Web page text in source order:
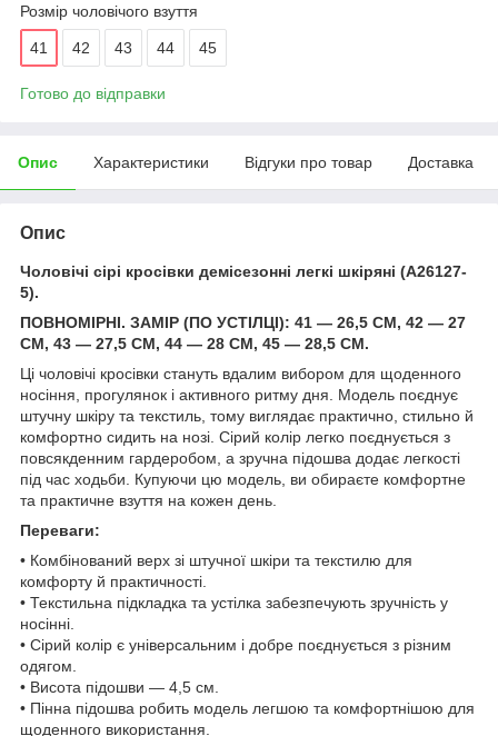
Розмір чоловічого взуття
41 42 43 44 45
Готово до відправки
Опис Характеристики Відгуки про товар Доставка
Опис
Чоловічі сірі кросівки демісезонні легкі шкіряні (A26127-
5).
ПОВНОМІРНІ. ЗАМІР (ПО УСТІЛЦІ): 41 — 26,5 СМ, 42 — 27
СМ, 43 — 27,5 СМ, 44 — 28 СМ, 45 — 28,5 СМ.
Ці чоловічі кросівки стануть вдалим вибором для щоденного
носіння, прогулянок і активного ритму дня. Модель поєднує
штучну шкіру та текстиль, тому виглядає практично, стильно й
комфортно сидить на нозі. Сірий колір легко поєднується з
повсякденним гардеробом, а зручна підошва додає легкості
під час ходьби. Купуючи цю модель, ви обираєте комфортне
та практичне взуття на кожен день.
Переваги:
• Комбінований верх зі штучної шкіри та текстилю для
комфорту й практичності.
• Текстильна підкладка та устілка забезпечують зручність у
носінні.
• Сірий колір є універсальним і добре поєднується з різним
одягом.
• Висота підошви — 4,5 см.
• Пінна підошва робить модель легшою та комфортнішою для
щоденного використання.